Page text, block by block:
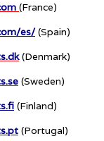
(France)
es/(Spain)
(Denmark)
(Sweden)
(Finland)
(Portugal)